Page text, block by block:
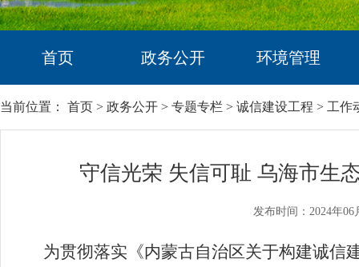
首页 政务公开 环境管理
当前位置： 首页 > 政务公开 > 专题专栏 > 诚信建设工程 > 工作
守信光荣 失信可耻 乌海市生
发布时间：2024年06
为贯彻落实《内蒙古自治区关于构建诚信